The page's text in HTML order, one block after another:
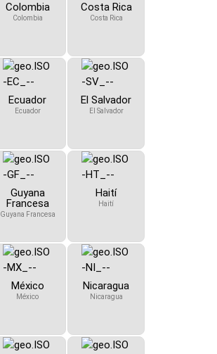
Colombia
Colombia
Costa Rica
Costa Rica
Ecuador
Ecuador
El Salvador
El Salvador
Guyana
Francesa
Guyana Francesa
Haití
Haití
México
México
Nicaragua
Nicaragua